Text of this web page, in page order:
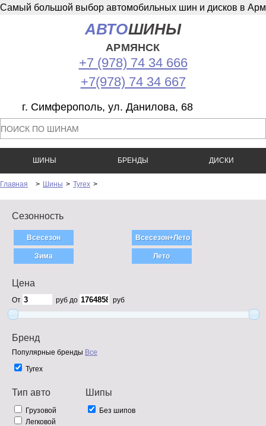
Самый большой выбор автомобильных шин и дисков в
АВТОШИНЫ
АРМЯНСК
+7 (978) 74 34 666
+7(978) 74 34 667
г. Симферополь, ул. Данилова, 68
ШИНЫ БРЕНДЫ ДИСКИ
Главная > Шины > Tyrex >
Сезонность
Цена
От руб до руб
Бренд
Популярные бренды Все
Tyrex
Тип авто
Грузовой
Легковой
Шипы
Без шипов